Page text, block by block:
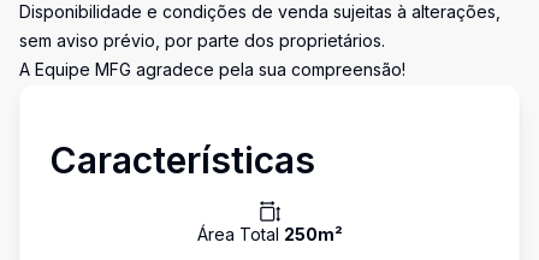
Disponibilidade e condições de venda sujeitas à alterações,
sem aviso prévio, por parte dos proprietários.
A Equipe MFG agradece pela sua compreensão!
Características
Área Total 250m²